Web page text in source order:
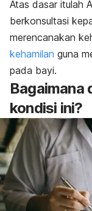
Atas dasar itulah
berkonsultasi
merencanakan
kehamilan guna
pada bayi.
Bagaimana
kondisi ini?